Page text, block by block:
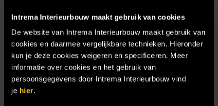
Intrema Interieurbouw maakt gebruik van cookies
De website van Intrema Interieurbouw maakt gebruik van
cookies en daarmee vergelijkbare technieken. Hieronder
kun je deze cookies weigeren en specificeren. Meer
informatie over cookies en het gebruik van
persoonsgegevens door Intrema Interieurbouw vind
je hier.
Showroom
SIDN
Trebbe MiddenWest
TV lift
Twentsch Hooratelier